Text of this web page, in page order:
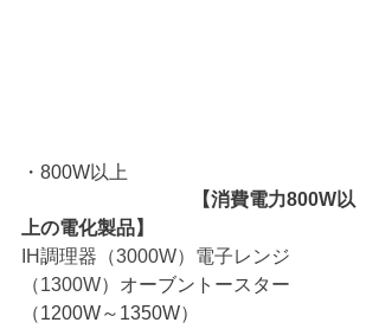
・800W以上
【消費電力800W以
上の電化製品】
IH調理器（3000W）電子レンジ
（1300W）オーブントースター
（1200W～1350W）